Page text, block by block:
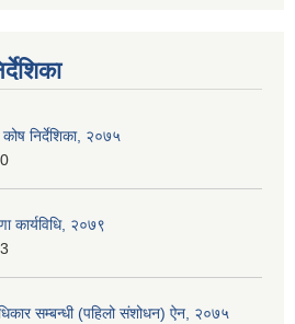
निर्देशिका, २०७५
कार्यविधि,‍ २०७९
सम्बन्धी (पहिलो संशोधन) ऐन, २०७५